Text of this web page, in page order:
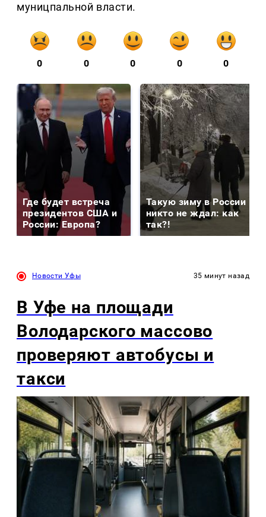
муницпальной власти.
0 0 0 0 0
Где будет встреча
президентов США и
России: Европа?
Такую зиму в России
никто не ждал: как
так?!
Новости Уфы 35 минут назад
В Уфе на площади
Володарского массово
проверяют автобусы и
такси